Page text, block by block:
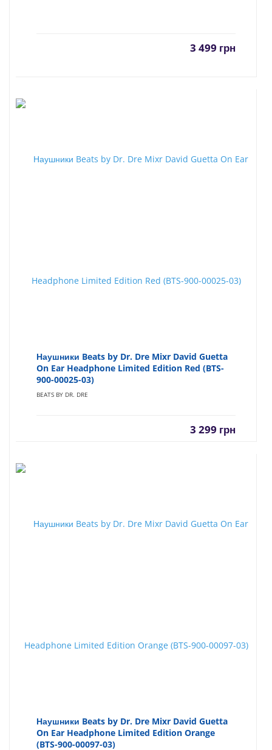
3 499 грн
Наушники Beats by Dr. Dre Mixr David Guetta
On Ear Headphone Limited Edition Red (BTS-
900-00025-03)
BEATS BY DR. DRE
3 299 грн
Наушники Beats by Dr. Dre Mixr David Guetta
On Ear Headphone Limited Edition Orange
(BTS-900-00097-03)